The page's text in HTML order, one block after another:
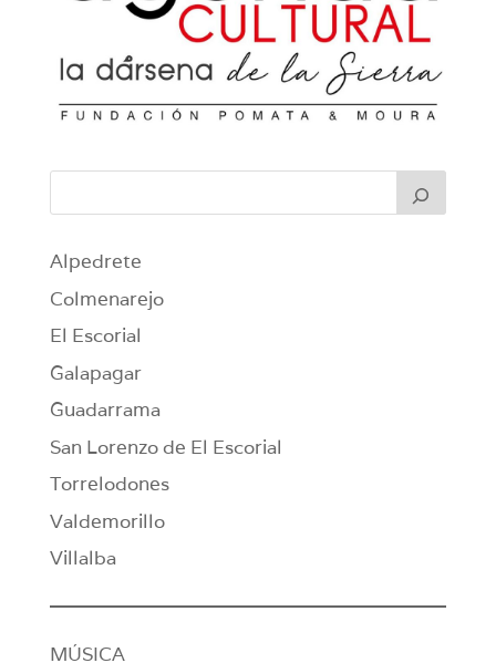
Alpedrete
Colmenarejo
El Escorial
Galapagar
Guadarrama
San Lorenzo de El Escorial
Torrelodones
Valdemorillo
Villalba
MÚSICA